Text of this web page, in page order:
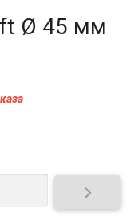
Ø 45 мм
